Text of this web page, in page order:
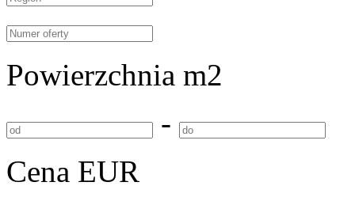
Powierzchnia m2
-
Cena EUR